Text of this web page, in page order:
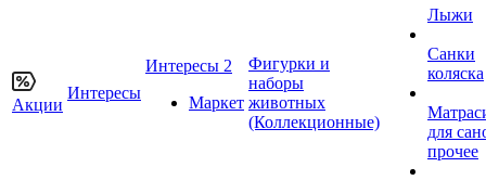
Акции
Интересы
Интересы 2
Маркет
Фигурки и
наборы
животных
(Коллекционные)
Лыжи
Санки
коляска
для
прочее